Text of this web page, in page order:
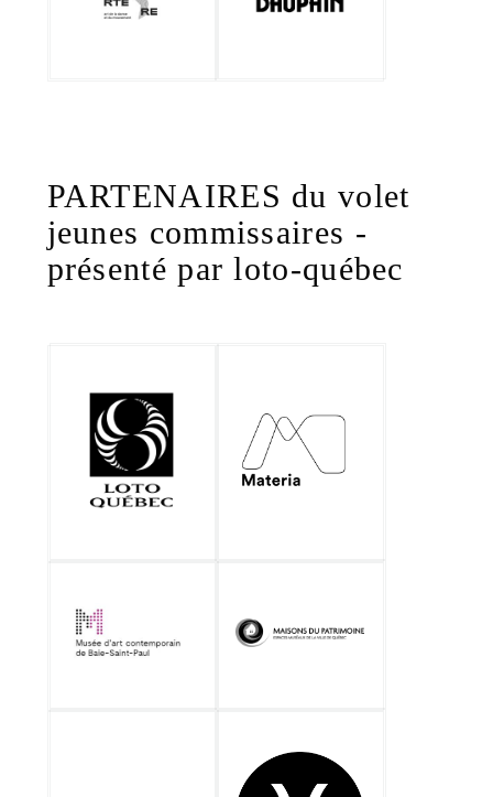
PARTENAIRES du volet
jeunes commissaires -
présenté par loto-québec